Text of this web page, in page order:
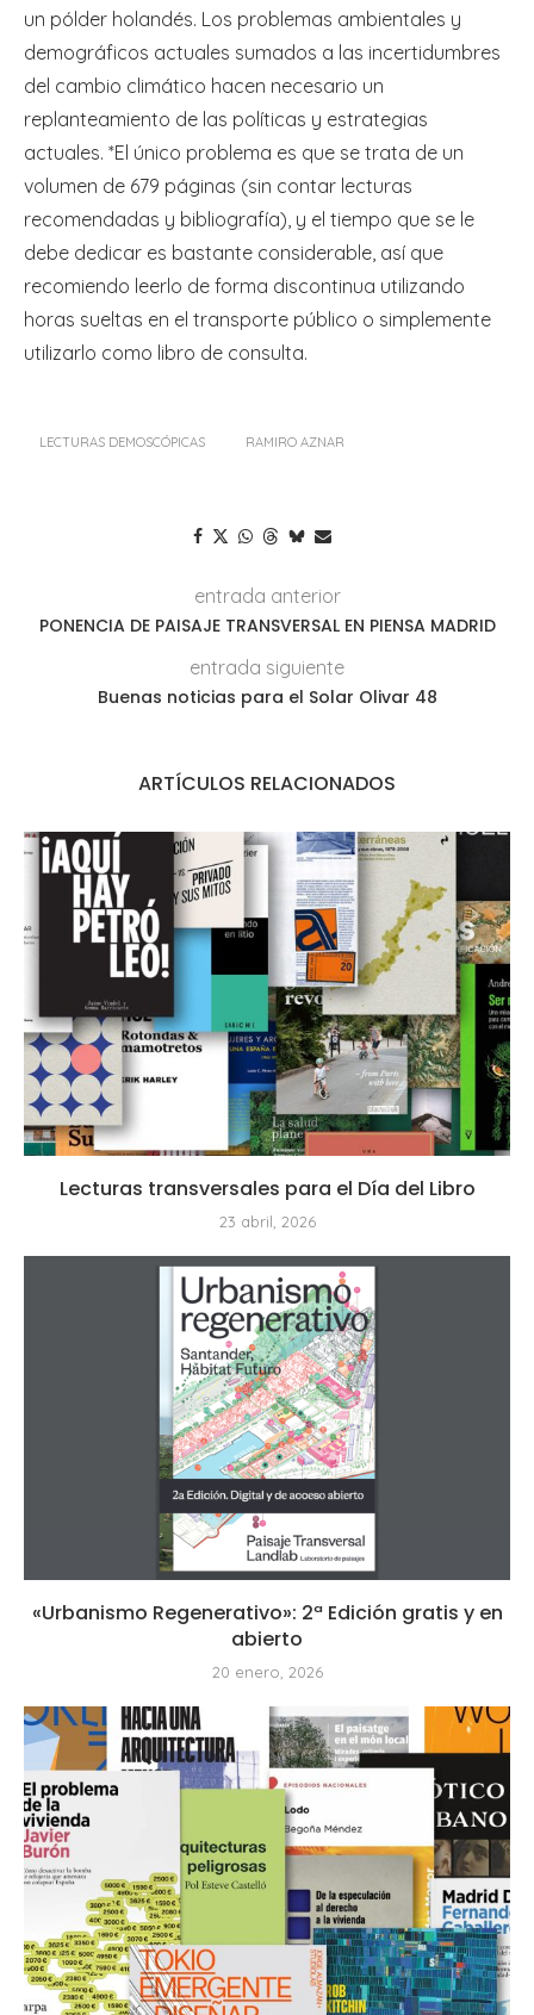
un pólder holandés. Los problemas ambientales y
demográficos actuales sumados a las incertidumbres
del cambio climático hacen necesario un
replanteamiento de las políticas y estrategias
actuales. *El único problema es que se trata de un
volumen de 679 páginas (sin contar lecturas
recomendadas y bibliografía), y el tiempo que se le
debe dedicar es bastante considerable, así que
recomiendo leerlo de forma discontinua utilizando
horas sueltas en el transporte público o simplemente
utilizarlo como libro de consulta.
LECTURAS DEMOSCÓPICAS RAMIRO AZNAR
entrada anterior
PONENCIA DE PAISAJE TRANSVERSAL EN PIENSA MADRID
entrada siguiente
Buenas noticias para el Solar Olivar 48
ARTÍCULOS RELACIONADOS
Lecturas transversales para el Día del Libro
23 abril, 2026
«Urbanismo Regenerativo»: 2ª Edición gratis y en
abierto
20 enero, 2026